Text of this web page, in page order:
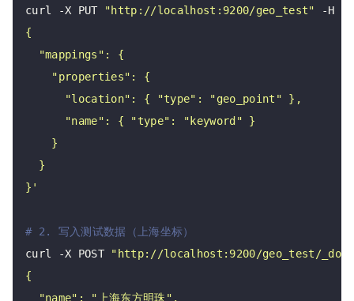
curl -X PUT
"http://localhost:9200/geo_test" -H
}'
# 2. 写入测试数据（上海坐标）
curl -X POST
"http://localhost:9200/geo_test/_doc"